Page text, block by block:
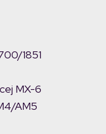
1851
MX-6
AM5